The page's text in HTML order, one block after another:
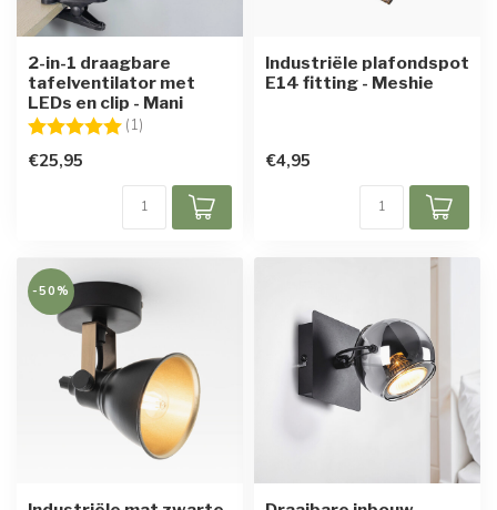
2-in-1 draagbare
tafelventilator met
LEDs en clip - Mani
Beoordeling: (1)
€25,95
Industriële plafondspot
E14 fitting - Meshie
€4,95
-50%